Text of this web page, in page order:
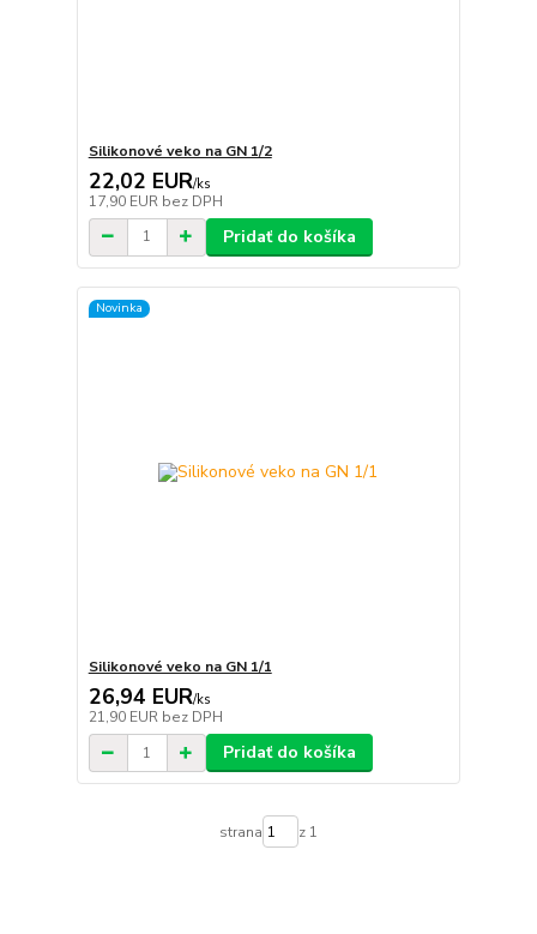
Silikonové veko na GN 1/2
22,02 EUR/ks
17,90 EUR bez DPH
Pridať do košíka
Novinka
Silikonové veko na GN 1/1
26,94 EUR/ks
21,90 EUR bez DPH
Pridať do košíka
strana z 1